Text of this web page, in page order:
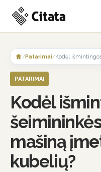
content
/Patarimai/
PATARIMAI
Kodėl
mašiną
kubelių?